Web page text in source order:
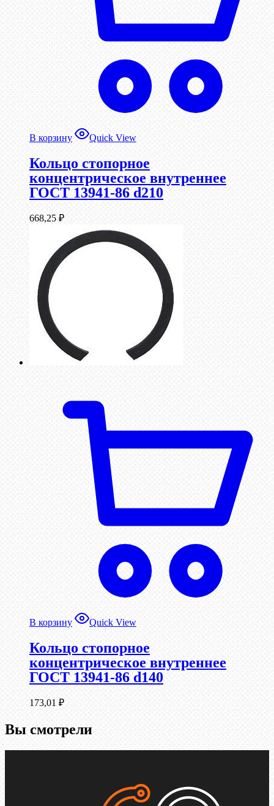
В корзину Quick View
Кольцо стопорное
концентрическое внутреннее
ГОСТ 13941-86 d210
668,25 ₽
В корзину Quick View
Кольцо стопорное
концентрическое внутреннее
ГОСТ 13941-86 d140
173,01 ₽
Вы смотрели